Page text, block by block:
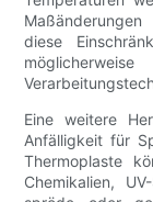
diese
Eine weitere
Anfälligkeit für
Thermoplaste
Chemikalien,